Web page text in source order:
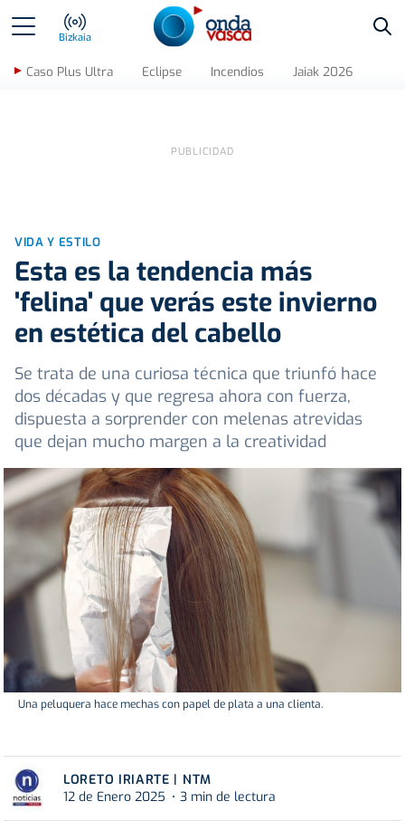
Bizkaia
Caso Plus Ultra Eclipse Incendios Jaiak 2026
VIDA Y ESTILO
Esta es la tendencia más
'felina' que verás este invierno
en estética del cabello
Se trata de una curiosa técnica que triunfó hace
dos décadas y que regresa ahora con fuerza,
dispuesta a sorprender con melenas atrevidas
que dejan mucho margen a la creatividad
Una peluquera hace mechas con papel de plata a una clienta.
LORETO IRIARTE | NTM
12 de Enero 2025
3 min de lectura